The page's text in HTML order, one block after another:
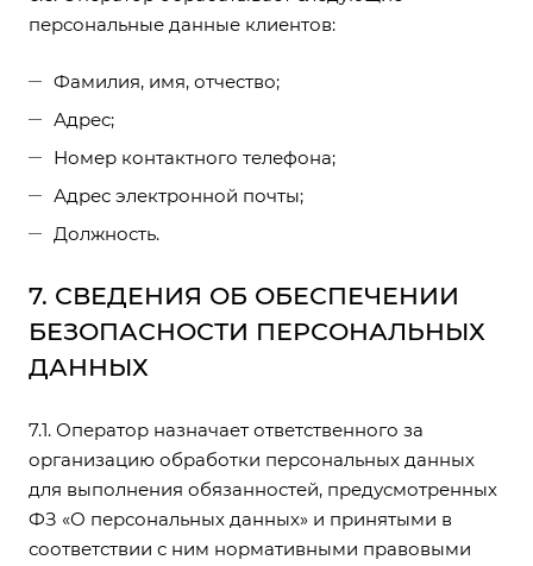
персональные данные клиентов:
Фамилия, имя, отчество;
Адрес;
Номер контактного телефона;
Адрес электронной почты;
Должность.
7. СВЕДЕНИЯ ОБ ОБЕСПЕЧЕНИИ
БЕЗОПАСНОСТИ ПЕРСОНАЛЬНЫХ
ДАННЫХ
7.1. Оператор назначает ответственного за
организацию обработки персональных данных
для выполнения обязанностей, предусмотренных
ФЗ «О персональных данных» и принятыми в
соответствии с ним нормативными правовыми